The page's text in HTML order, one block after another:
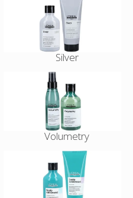
Silver
Volumetry